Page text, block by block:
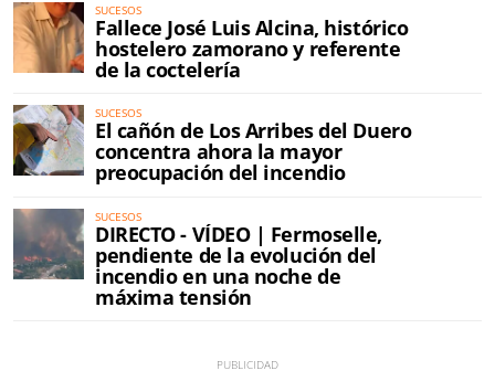
SUCESOS
Fallece José Luis Alcina, histórico
hostelero zamorano y referente
de la coctelería
SUCESOS
El cañón de Los Arribes del Duero
concentra ahora la mayor
preocupación del incendio
SUCESOS
DIRECTO - VÍDEO | Fermoselle,
pendiente de la evolución del
incendio en una noche de
máxima tensión